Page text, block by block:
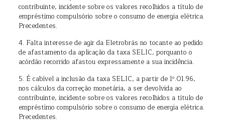
contribuinte, incidente sobre os valores recolhidos a título de
empréstimo compulsório sobre o consumo de energia elétrica.
Precedentes.
4. Falta interesse de agir da Eletrobrás no tocante ao pedido
de afastamento da aplicação da taxa SELIC, porquanto o
acórdão recorrido afastou expressamente a sua incidência.
5. É cabível a inclusão da taxa SELIC, a partir de 1º.01.96,
nos cálculos da correção monetária, a ser devolvida ao
contribuinte, incidente sobre os valores recolhidos a título de
empréstimo compulsório sobre o consumo de energia elétrica.
Precedentes.